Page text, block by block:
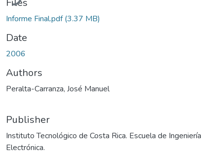
Informe Final.pdf(3.37 MB)
Date
2006
Authors
Peralta-Carranza, José Manuel
Publisher
Instituto Tecnológico de Costa Rica. Escuela de Ingeniería
Electrónica.